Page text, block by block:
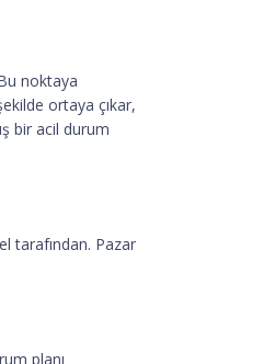
noktaya
ortaya çıkar,
bir acil durum
tarafından. Pazar
planı